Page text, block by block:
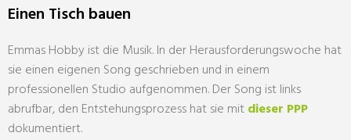
Einen Tisch bauen
Emmas Hobby ist die Musik. In der Herausforderungswoche hat
sie einen eigenen Song geschrieben und in einem
professionellen Studio aufgenommen. Der Song ist links
abrufbar, den Entstehungsprozess hat sie mitdieser PPP
dokumentiert.